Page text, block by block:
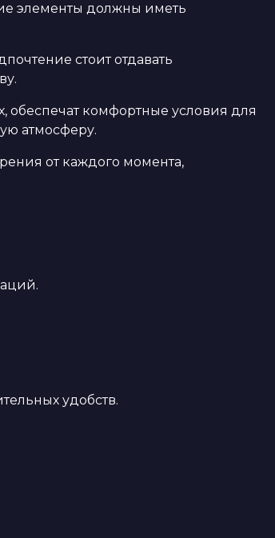
элементы должны иметь
стоит отдавать
комфортные условия для
атмосферу.
от каждого момента,
удобств.